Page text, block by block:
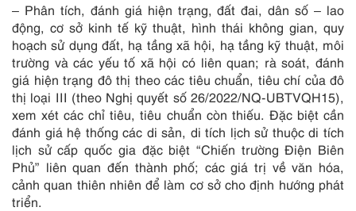
– Phân tích, đánh giá hiện trạng, đất đai, dân số – lao
động, cơ sở kinh tế kỹ thuật, hình thái không gian, quy
hoạch sử dụng đất, hạ tầng xã hội, hạ tầng kỹ thuật, môi
trường và các yếu tố xã hội có liên quan; rà soát, đánh
giá hiện trạng đô thị theo các tiêu chuẩn, tiêu chí của đô
thị loại III (theo Nghị quyết số 26/2022/NQ-UBTVQH15),
xem xét các chỉ tiêu, tiêu chuẩn còn thiếu. Đặc biệt cần
đánh giá hệ thống các di sản, di tích lịch sử thuộc di tích
lịch sử cấp quốc gia đặc biệt “Chiến trường Điện Biên
Phủ” liên quan đến thành phố; các giá trị về văn hóa,
cảnh quan thiên nhiên để làm cơ sở cho định hướng phát
triển.